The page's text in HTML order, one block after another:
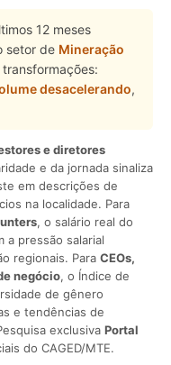
12 meses
setor de Mineração
desacelerando,
e diretores
e da jornada sinaliza
em descrições de
na localidade. Para
, o salário real do
a pressão salarial
regionais. Para CEOs,
negócio, o Índice de
de gênero
e tendências de
exclusiva Portal
do CAGED/MTE.